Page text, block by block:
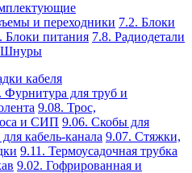
и переходники 7.2. Блоки
Блоки питания 7.8. Радиодетали
Шнуры
кабеля
Фурнитура для труб и
9.08. Трос,
и СИП 9.06. Скобы для
кабель-канала 9.07. Стяжки,
9.11. Термоусадочная трубка
9.02. Гофрированная и